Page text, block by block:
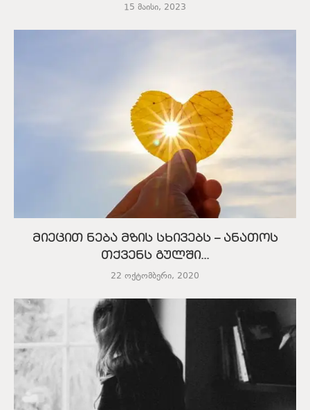
15 მაისი, 2023
მიეცით ნება მზის სხივებს – ანათოს
თქვენს გულში...
22 ოქტომბერი, 2020